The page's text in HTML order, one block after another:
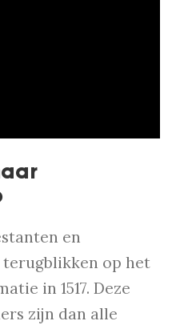
en
op het
in 1517. Deze
zijn dan alle